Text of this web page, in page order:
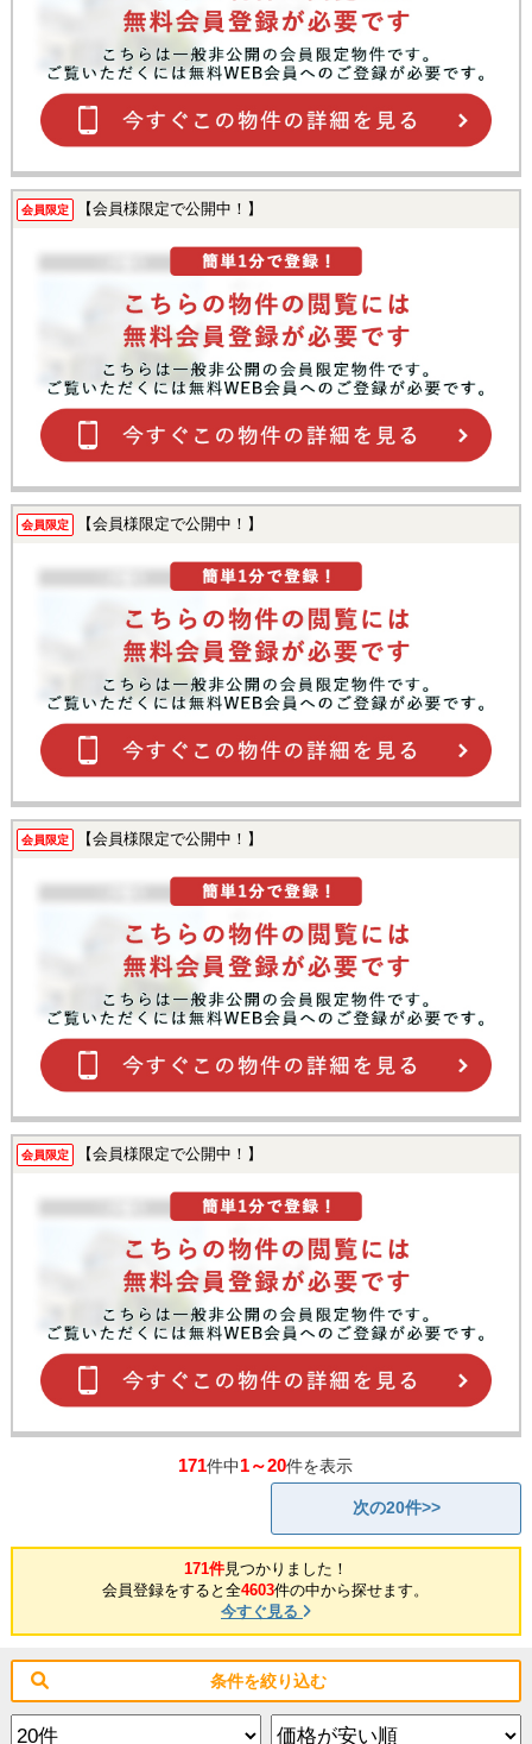
会員限定 【会員様限定で公開中！】
会員限定 【会員様限定で公開中！】
会員限定 【会員様限定で公開中！】
会員限定 【会員様限定で公開中！】
171件中1～20件を表示
次の20件>>
171件見つかりました！
会員登録をすると全4603件の中から探せます。
今すぐ見る
条件を絞り込む